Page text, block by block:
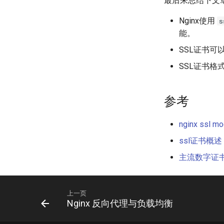
Nginx使用
能。
SSL证书可
SSL证书格
参考
nginx ssl
ssl证书概述
主流数字证
上一页
Nginx 反向代理与负载均衡